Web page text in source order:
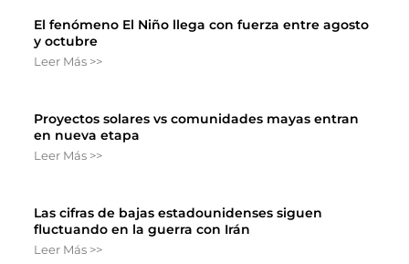
El fenómeno El Niño llega con fuerza entre agosto
y octubre
Leer Más >>
Proyectos solares vs comunidades mayas entran
en nueva etapa
Leer Más >>
Las cifras de bajas estadounidenses siguen
fluctuando en la guerra con Irán
Leer Más >>